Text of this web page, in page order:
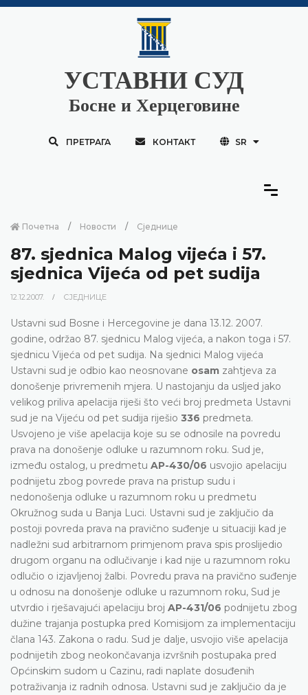
УСТАВНИ СУД
Босне и Херцеговине
ПРЕТРАГА КОНТАКТ SR
Почетна Новости Сједнице
87. sjednica Malog vijeća i 57.
sjednica Vijeća od pet sudija
12.12.2007. СЈЕДНИЦЕ
Ustavni sud Bosne i Hercegovine je dana 13.12. 2007.
godine, održao 87. sjednicu Malog vijeća, a nakon toga i 57.
sjednicu Vijeća od pet sudija. Na sjednici Malog vijeća
Ustavni sud je odbio kao neosnovane osam zahtjeva za
donošenje privremenih mjera. U nastojanju da usljed jako
velikog priliva apelacija riješi što veći broj predmeta Ustavni
sud je na Vijeću od pet sudija riješio 336 predmeta.
Usvojeno je više apelacija koje su se odnosile na povredu
prava na donošenje odluke u razumnom roku. Sud je,
između ostalog, u predmetu AP-430/06 usvojio apelaciju
podnijetu zbog povrede prava na pristup sudu i
nedonošenja odluke u razumnom roku u predmetu
Okružnog suda u Banja Luci. Ustavni sud je zaključio da
postoji povreda prava na pravično suđenje u situaciji kad je
nadležni sud arbitrarnom primjenom prava spis proslijedio
drugom organu na odlučivanje i kad nije u razumnom roku
odlučio o izjavljenoj žalbi. Povredu prava na pravično suđenje
u odnosu na donošenje odluke u razumnom roku, Sud je
utvrdio i rješavajući apelaciju broj AP-431/06 podnijetu zbog
dužine trajanja postupka pred Komisijom za implementaciju
člana 143. Zakona o radu. Sud je dalje, usvojio više apelacija
podnijetih zbog neokončavanja izvršnih postupaka pred
Općinskim sudom u Cazinu, radi naplate dosuđenih
potraživanja iz radnih odnosa. Ustavni sud je zaključio da je